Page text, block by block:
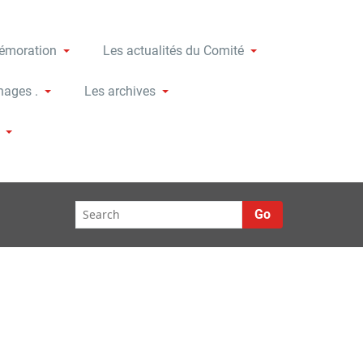
Les actualités du Comité
. Les archives
Go